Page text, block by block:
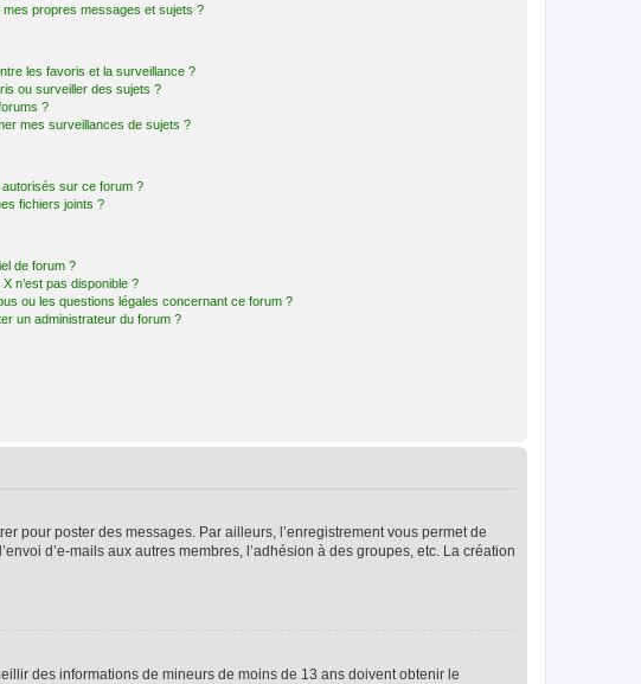
propres messages et sujets ?
les favoris et la surveillance ?
ou surveiller des sujets ?
?
mes surveillances de sujets ?
sur ce forum ?
fichiers joints ?
de forum ?
n’est pas disponible ?
ou les questions légales concernant ce forum ?
un administrateur du forum ?
pour poster des messages. Par ailleurs, l’enregistrement vous permet de
d’e-mails aux autres membres, l’adhésion à des groupes, etc. La création
des informations de mineurs de moins de 13 ans doivent obtenir le